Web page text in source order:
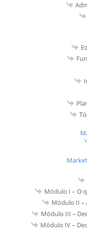
Módulo I – O
Módulo II –
Módulo III –
Módulo IV –